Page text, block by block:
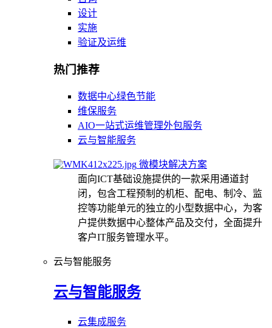
设计
实施
验证及运维
热门推荐
数据中心绿色节能
维保服务
AIO一站式运维管理外包服务
云与智能服务
微模块解决方案
面向ICT基础设施提供的一款采用通道封
闭，包含工程预制的机柜、配电、制冷、监
控等功能单元的独立的小型数据中心，为客
户提供数据中心整体产品及交付，全面提升
客户IT服务管理水平。
云与智能服务
云与智能服务
云集成服务